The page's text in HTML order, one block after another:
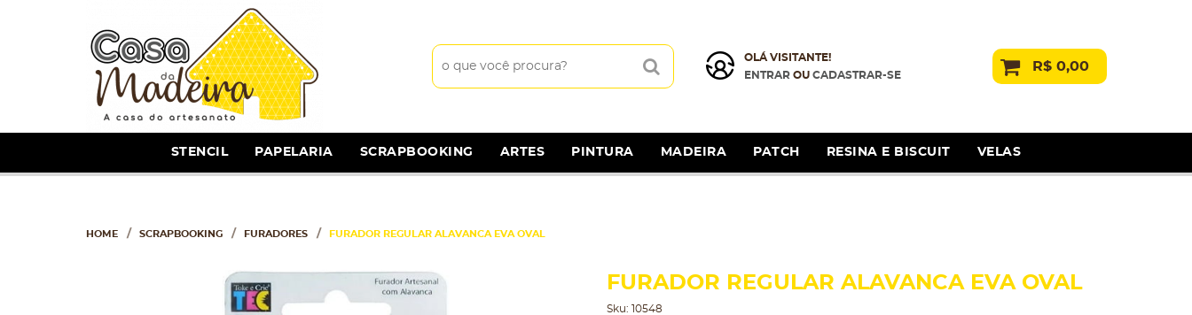
OLÁ VISITANTE!
ENTRAROU CADASTRAR-SE
R$ 0,00
STENCIL PAPELARIA SCRAPBOOKING ARTES PINTURA MADEIRA PATCH RESINA E BISCUIT VELAS
HOME SCRAPBOOKING FURADORES FURADOR REGULAR ALAVANCA EVA OVAL
FURADOR REGULAR ALAVANCA EVA OVAL
Sku: 10548